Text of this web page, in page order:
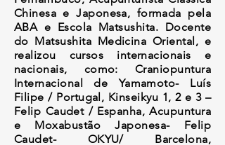
Chinesa e Japonesa, formada pela
ABA e Escola Matsushita. Docente
do Matsushita Medicina Oriental, e
realizou cursos internacionais e
nacionais, como: Craniopuntura
Internacional de Yamamoto- Luís
Filipe / Portugal, Kinseikyu 1, 2 e 3 –
Felip Caudet / Espanha, Acupuntura
e Moxabustão Japonesa- Felip
Caudet- OKYU/ Barcelona,